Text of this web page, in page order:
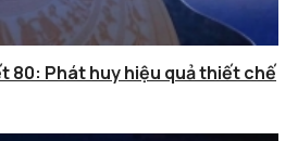
80: Phát huy hiệu quả thiết chế